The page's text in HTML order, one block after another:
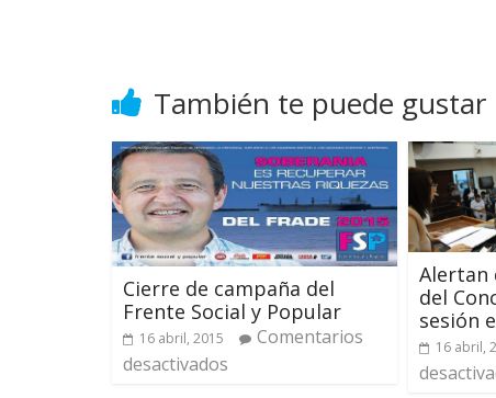
También te puede gustar
Cierre de campaña del
Frente Social y Popular
16 abril, 2015
Comentarios
desactivados
Alertan
del
sesión
16 abril,